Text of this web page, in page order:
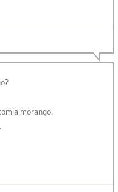
morango.